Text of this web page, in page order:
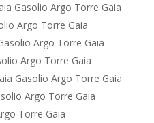
Gasolio Argo Torre Gaia
Argo Torre Gaia
Argo Torre Gaia
Argo Torre Gaia
Gasolio Argo Torre Gaia
Argo Torre Gaia
Torre Gaia